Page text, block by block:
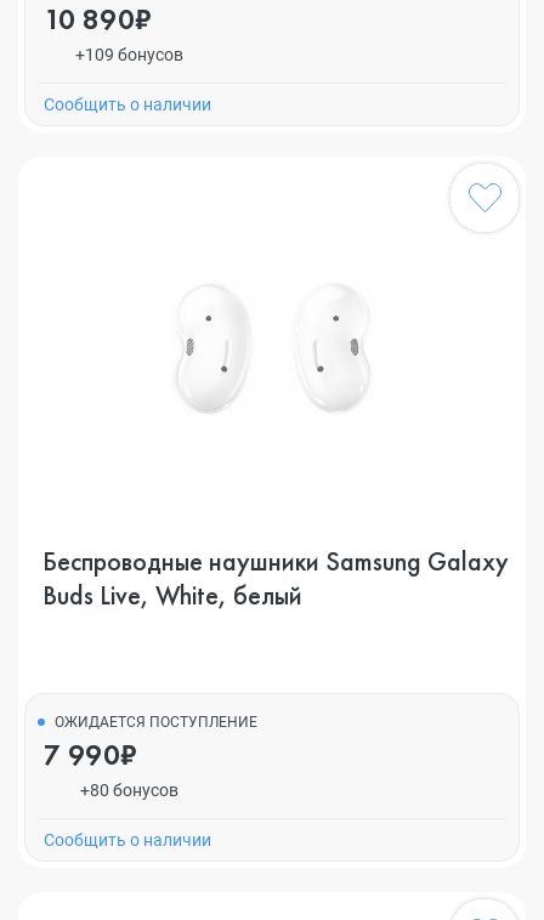
10 890₽
+109 бонусов
Cообщить о наличии
Беспроводные наушники Samsung Galaxy
Buds Live, White, белый
ОЖИДАЕТСЯ ПОСТУПЛЕНИЕ
7 990₽
+80 бонусов
Cообщить о наличии